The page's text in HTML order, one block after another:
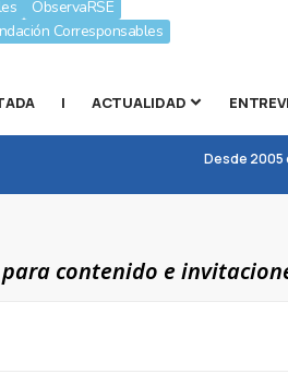
ObservaRSE
Corresponsables
| ACTUALIDAD
Desde 2005
contenido e